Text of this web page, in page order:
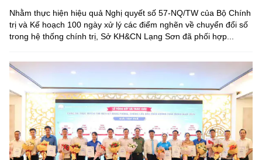
Nhằm thực hiện hiệu quả Nghị quyết số 57-NQ/TW của Bộ Chính
trị và Kế hoạch 100 ngày xử lý các điểm nghẽn về chuyển đổi số
trong hệ thống chính trị, Sở KH&CN Lạng Sơn đã phối hợp...